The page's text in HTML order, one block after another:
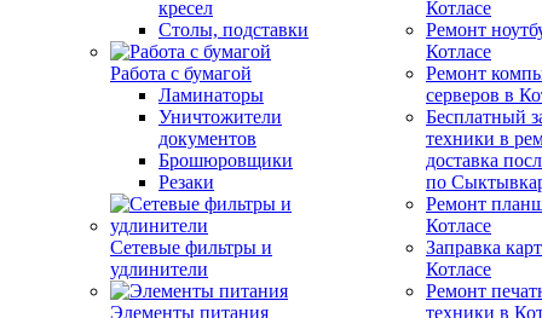
кресел
Столы, подставки
Работа с бумагой
Ламинаторы
Уничтожители
документов
Брошюровщики
Резаки
Сетевые фильтры и
удлинители
Элементы питания
Котлаcе
Ремонт
Котлаcе
Ремонт
серверов в
Бесплатный
техники в
доставка
по
Ремонт
Котлаcе
Заправка
Котлаcе
Ремонт
техники в